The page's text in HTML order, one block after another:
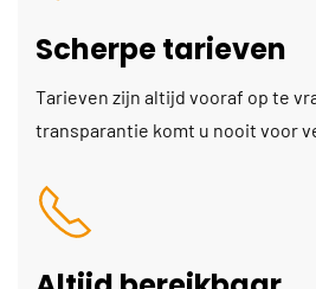
Scherpe tarieven
Tarieven zijn altijd vooraf op te
transparantie komt u nooit voor